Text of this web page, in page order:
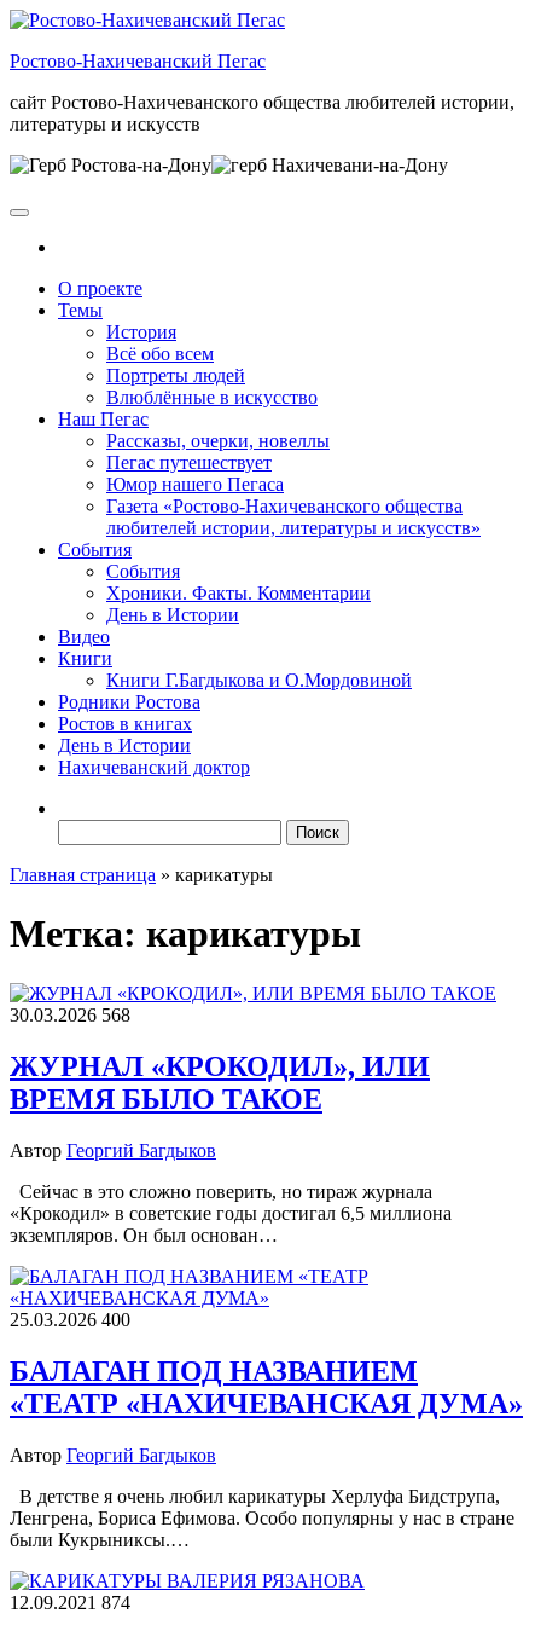
Skip
the
Ростово-Нахичеванский Пегас
сайт Ростово-Нахичеванского общества любителей истории,
литературы и искусств
О проекте
Темы
История
Всё обо всем
Портреты людей
Влюблённые в искусство
Наш Пегас
Рассказы, очерки, новеллы
Пегас путешествует
Юмор нашего Пегаса
Газета «Ростово-Нахичеванского общества
любителей истории, литературы и искусств»
События
События
Хроники. Факты. Комментарии
День в Истории
Видео
Книги
Книги Г.Багдыкова и О.Мордовиной
Родники Ростова
Ростов в книгах
День в Истории
Нахичеванский доктор
Главная страница » карикатуры
Метка: карикатуры
30.03.2026 568
ЖУРНАЛ «КРОКОДИЛ», ИЛИ
ВРЕМЯ БЫЛО ТАКОЕ
Автор Георгий Багдыков
Сейчас в это сложно поверить, но тираж журнала
«Крокодил» в советские годы достигал 6,5 миллиона
экземпляров. Он был основан…
25.03.2026 400
БАЛАГАН ПОД НАЗВАНИЕМ
«ТЕАТР «НАХИЧЕВАНСКАЯ ДУМА»
Автор Георгий Багдыков
В детстве я очень любил карикатуры Херлуфа Бидструпа,
Ленгрена, Бориса Ефимова. Особо популярны у нас в стране
были Кукрыниксы.…
12.09.2021 874